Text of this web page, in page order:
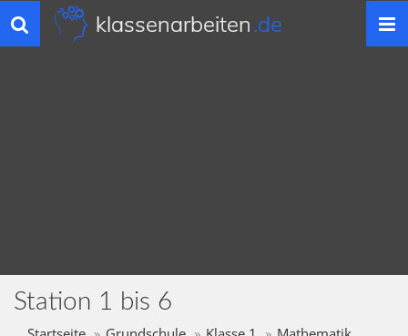
Toggle
navigation
klassenarbeiten.de
Station 1 bis 6